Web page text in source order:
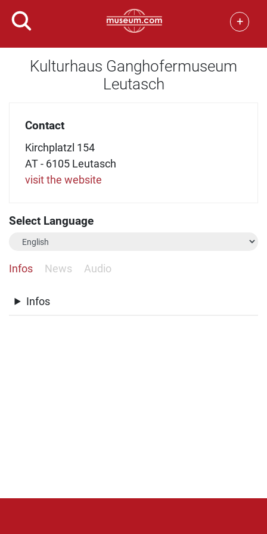
+
Kulturhaus Ganghofermuseum
Leutasch
Contact
Kirchplatzl 154
AT - 6105 Leutasch
visit the website
Select Language
Infos News Audio
Infos